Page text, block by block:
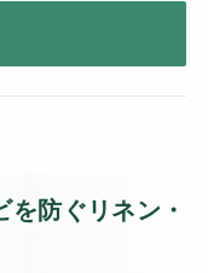
防ぐリネン・